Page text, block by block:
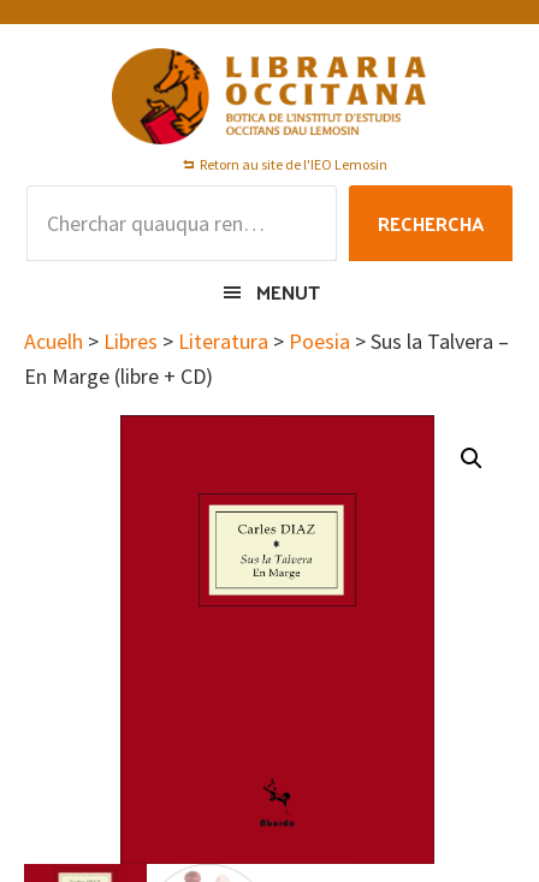
Skip
Skip
Skip
Retorn au site de l'IEO Lemosin
RECHERCHA
MENUT
Acuelh > Libres > Literatura > Poesia > Sus la Talvera –
En Marge (libre + CD)